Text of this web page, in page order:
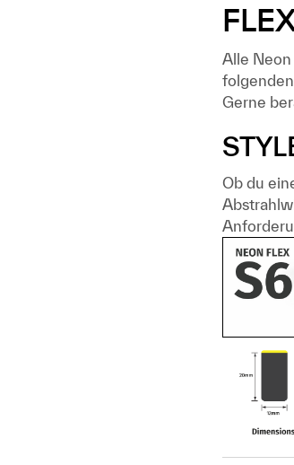
Alle
Gerne
Ob du